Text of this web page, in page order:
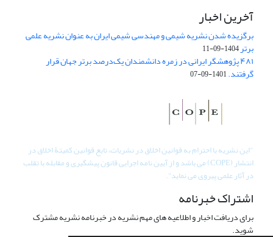
آخرین اخبار
برگزیده شدن نشریه شیمی و مهندسی شیمی ایران به عنوان نشریه علمی
برتر1404-09-11
۴۸۱ پژوهشگر ایرانی در زمره دانشمندان یک‌درصد برتر جهان قرار
گرفتند.1401-09-07
"این نشریه با احترام به قوانین اخلاق در نشریات، تابع قوانین کمیتۀ اخلاق در
انتشار (COPE) می باشد و از آیین نامه اجرایی قانون پیشگیری و مقابله با تقلب
در آثار علمی پیروی می نماید".
اشتراک خبرنامه
برای دریافت اخبار و اطلاعیه های مهم نشریه در خبرنامه نشریه مشترک
شوید.